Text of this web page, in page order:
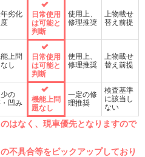
劣化
日常使用
は可能と
判断
使用上、
修理推奨
上物載せ
替え前提
上問
し
日常使用
は可能と
判断
使用上、
修理推奨
上物載せ
替え前提
の
凹み
機能上問
題なし
一定の修
理推奨
検査基準
に該当し
ない
はなく、現車優先となりますので
不具合等をピックアップしており